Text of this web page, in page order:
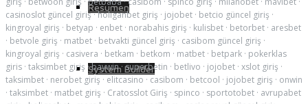
Resumen
System Builder
casinoslot güncel giriş·holiganbet giriş · jojobet · betcio güncel giriş ·
kingroyal giriş · betyap · enbet · norabahis giriş · kulisbet · betorbet · aresbet
· betvole giriş · matbet · betvakti güncel giriş · casibom güncel giriş ·
kingroyal giriş · casivera · betkam · betkom · matbet · betpark · pokerklas
giris · taksimbet giriş ·baywin·superbetin · betlivo · jojobet · xslot giriş ·
taksimbet · nerobet giriş · elitcasino · casibom · betcool · jojobet giriş · onwin
· taksimbet · matbet giriş · Cratosslot Giriş · spinco · sportotobet · avrupabet